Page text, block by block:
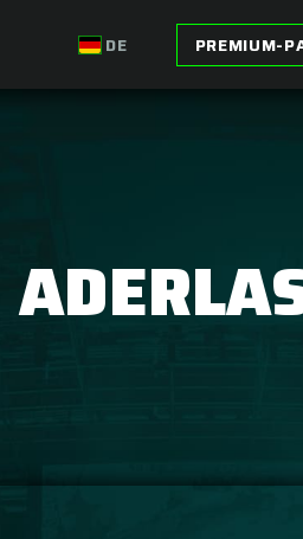
DE PREMIUM-